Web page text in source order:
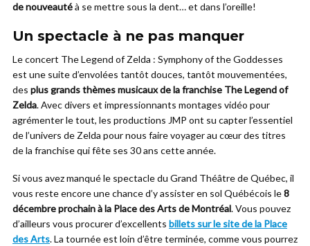
de nouveautéà se mettre sous la dent… et dans l’oreille!
Un spectacle à ne pas manquer
Le concert The Legend of Zelda : Symphony of the Goddesses
est une suite d’envolées tantôt douces, tantôt mouvementées,
des plus grands thèmes musicaux de la franchise The Legend of
Zelda. Avec divers et impressionnants montages vidéo pour
agrémenter le tout, les productions JMP ont su capter l’essentiel
de l’univers de Zelda pour nous faire voyager au cœur des titres
de la franchise qui fête ses 30 ans cette année.
Si vous avez manqué le spectacle du Grand Théâtre de Québec, il
vous reste encore une chance d’y assister en sol Québécois le8
décembre prochain à la Place des Arts de Montréal. Vous pouvez
d’ailleurs vous procurer d’excellents billets sur le site de la Place
des Arts. La tournée est loin d’être terminée, comme vous pourrez